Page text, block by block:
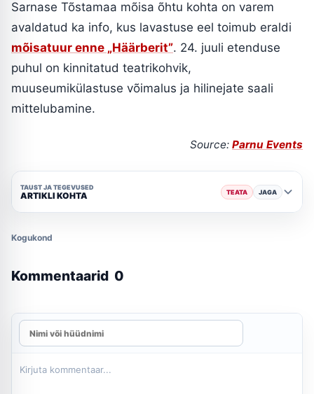
Sarnase Tõstamaa mõisa õhtu kohta on varem
avaldatud ka info, kus lavastuse eel toimub eraldi
mõisatuur enne „Häärberit”. 24. juuli etenduse
puhul on kinnitatud teatrikohvik,
muuseumikülastuse võimalus ja hilinejate saali
mittelubamine.
Source: Parnu Events
TAUST JA TEGEVUSED
ARTIKLI KOHTA TEATA JAGA
Kogukond
Kommentaarid 0